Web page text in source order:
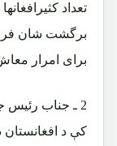
تعداد
برگشت شان
برای امرار
2 ـ جناب رئیس
كې د